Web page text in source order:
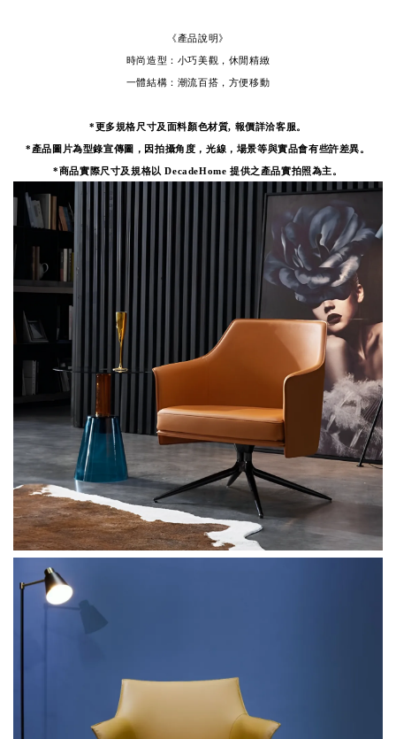
《產品說明》
時尚造型：小巧美觀，休閒精緻
一體結構：潮流百搭，方便移動
*更多規格尺寸及面料顏色材質, 報價詳洽客服。
*產品圖片為型錄宣傳圖，因拍攝角度，光線，場景等與實品會有些許差異。
*商品實際尺寸及規格以 DecadeHome 提供之產品實拍照為主。